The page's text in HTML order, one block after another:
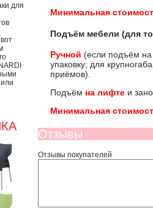
для
Минимальная
Подъём мебели (для
Ручной (если подъём
упаковку; для
приёмов).
Подъём на лифте и
Минимальная
Отзывы
Отзывы покупателей